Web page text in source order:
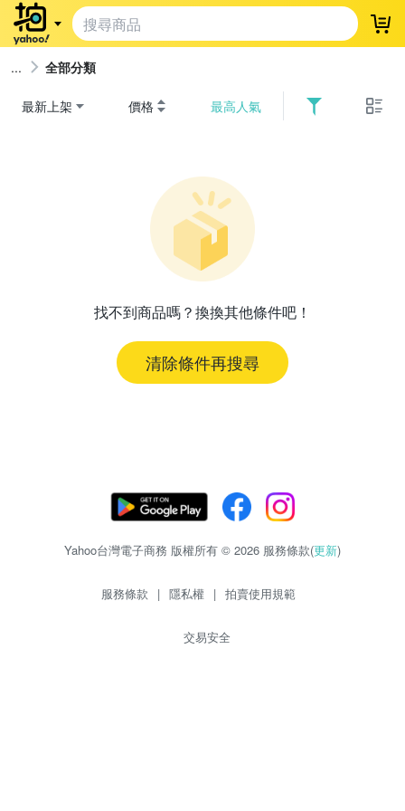
登
全部分類
最新上架 價格 最高人氣
找不到商品嗎？換換其他條件吧！
清除條件再搜尋
Yahoo台灣電子商務 版權所有 © 2026 服務條款(更新)
服務條款 | 隱私權 | 拍賣使用規範
交易安全